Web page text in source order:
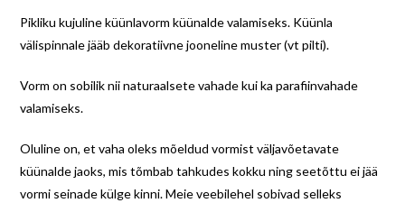
Pikliku kujuline küünlavorm küünalde valamiseks. Küünla
välispinnale jääb dekoratiivne jooneline muster (vt pilti).
Vorm on sobilik nii naturaalsete vahade kui ka parafiinvahade
valamiseks.
Oluline on, et vaha oleks mõeldud vormist väljavõetavate
küünalde jaoks, mis tõmbab tahkudes kokku ning seetõttu ei jää
vormi seinade külge kinni. Meie veebilehel sobivad selleks